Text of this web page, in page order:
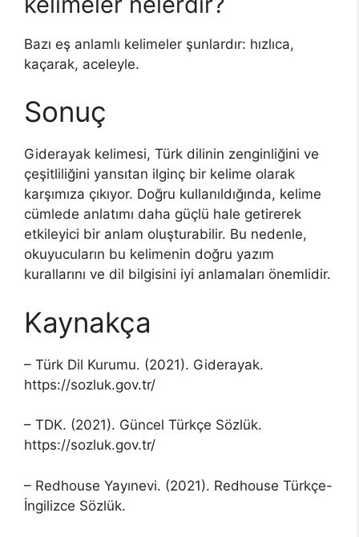
Bazı eş anlamlı kelimeler şunlardır: hızlıca,
kaçarak, aceleyle.
Sonuç
Giderayak kelimesi, Türk dilinin zenginliğini ve
çeşitliliğini yansıtan ilginç bir kelime olarak
karşımıza çıkıyor. Doğru kullanıldığında, kelime
cümlede anlatımı daha güçlü hale getirerek
etkileyici bir anlam oluşturabilir. Bu nedenle,
okuyucuların bu kelimenin doğru yazım
kurallarını ve dil bilgisini iyi anlamaları önemlidir.
Kaynakça
– Türk Dil Kurumu. (2021). Giderayak.
https://sozluk.gov.tr/
– TDK. (2021). Güncel Türkçe Sözlük.
https://sozluk.gov.tr/
– Redhouse Yayınevi. (2021). Redhouse Türkçe-
İngilizce Sözlük.